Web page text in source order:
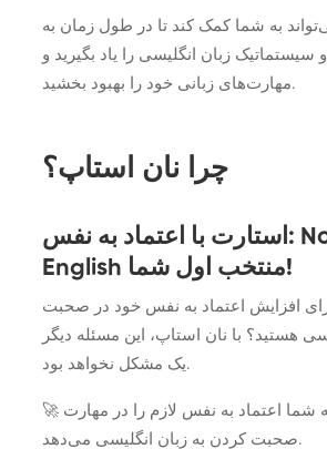
به شما کمک کند تا در طول زمان به
زبان انگلیسی را یاد بگیرید و
مهارت‌های زبانی خود را بهبود بخشید.
چرا نان استاپ؟
استارت با اعتماد به نفس: Nonstop
English منتخب اول شما!
برای افزایش اعتماد به نفس خود در صحبت
هستید؟ با نان استاپ، این مسئله دیگر
یک مشکل نخواهد بود.
🚀 نان استاپ به شما اعتماد به نفس لازم را در مهارت
صحبت کردن به زبان انگلیسی می‌دهد.